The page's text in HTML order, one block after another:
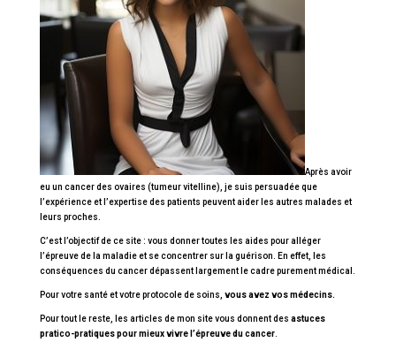
Après avoir
eu un cancer des ovaires (tumeur vitelline), je suis persuadée que
l’expérience et l’expertise des patients peuvent aider les autres malades et
leurs proches.
C’est l’objectif de ce site : vous donner toutes les aides pour alléger
l’épreuve de la maladie et se concentrer sur la guérison. En effet, les
conséquences du cancer dépassent largement le cadre purement médical.
Pour votre santé et votre protocole de soins, vous avez vos médecins.
Pour tout le reste, les articles de mon site vous donnent des astuces
pratico-pratiques pour mieux vivre l’épreuve du cancer.